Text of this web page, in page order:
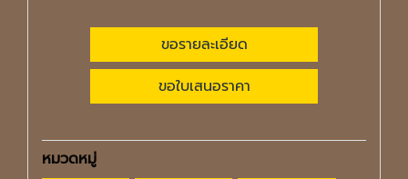
ขอรายละเอียด
ขอใบเสนอราคา
หมวดหมู่